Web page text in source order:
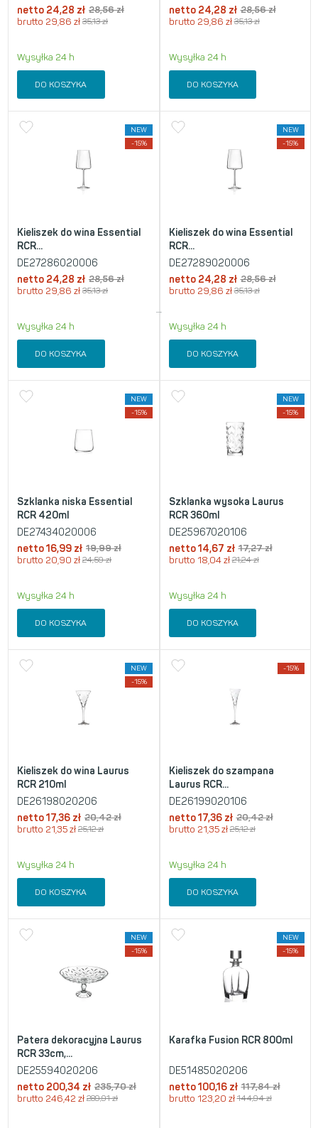
netto 24,28 zł 28,56zł
brutto 29,86 zł 35,13zł
Wysyłka 24 h
DO KOSZYKA
netto 24,28 zł 28,56zł
brutto 29,86 zł 35,13zł
Wysyłka 24 h
DO KOSZYKA
NEW
-15%
Kieliszek do wina Essential
RCR...
DE27286020006
netto 24,28 zł 28,56zł
brutto 29,86 zł 35,13zł
Wysyłka 24 h
DO KOSZYKA
NEW
-15%
Kieliszek do wina Essential
RCR...
DE27289020006
netto 24,28 zł 28,56zł
brutto 29,86 zł 35,13zł
Wysyłka 24 h
DO KOSZYKA
NEW
-15%
Szklanka niska Essential
RCR 420ml
DE27434020006
netto16,99 zł 19,99zł
brutto 20,90 zł 24,59zł
Wysyłka 24 h
DO KOSZYKA
NEW
-15%
Szklanka wysoka Laurus
RCR 360ml
DE25967020106
netto 14,67 zł 17,27zł
brutto 18,04 zł 21,24zł
Wysyłka 24 h
DO KOSZYKA
NEW
-15%
Kieliszek do wina Laurus
RCR 210ml
DE26198020206
netto17,36 zł 20,42zł
brutto 21,35 zł 25,12zł
Wysyłka 24 h
DO KOSZYKA
-15%
Kieliszek do szampana
Laurus RCR...
DE26199020106
netto 17,36 zł 20,42zł
brutto 21,35 zł 25,12zł
Wysyłka 24 h
DO KOSZYKA
NEW
-15%
Patera dekoracyjna Laurus
RCR 33cm,...
DE25594020206
netto 200,34 zł 235,70zł
brutto 246,42 zł 289,91zł
NEW
-15%
Karafka Fusion RCR 800ml
DE51485020206
netto 100,16 zł 117,84zł
brutto 123,20 zł 144,94zł